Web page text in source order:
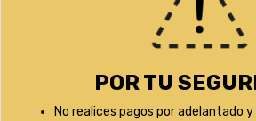
POR TU
No realices pagos por adelantado